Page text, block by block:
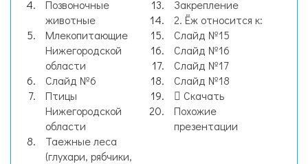
Позвоночные
животные
Млекопитающие
Нижегородской
области
Слайд №6
Птицы
Нижегородской
области
Таежные леса
(глухари, рябчики,
Закрепление
2. Ёж относится к:
Слайд №15
Слайд №16
Слайд №17
Слайд №18
Скачать
Похожие
презентации